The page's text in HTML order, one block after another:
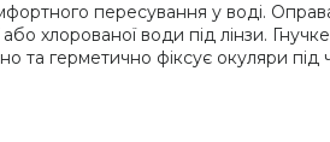
пересування у воді.
хлорованої води під лінзи.
герметично фіксує окуляри під